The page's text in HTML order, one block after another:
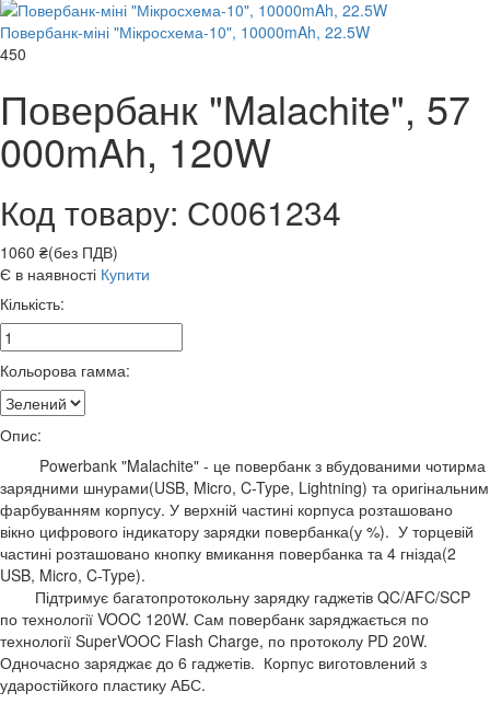
Повербанк-міні "Мікросхема-10", 10000mAh, 22.5W
450
Повербанк "Malachite", 57
000mAh, 120W
Код товару: С0061234
1060 ₴(без ПДВ)
Є в наявності Купити
Кількість:
Кольорова гамма:
Опис:
Powerbank "Malachite" - це повербанк з вбудованими чотирма
зарядними шнурами(USB, Micro, C-Type, Lightning) та оригінальним
фарбуванням корпусу. У верхній частині корпуса розташовано
вікно цифрового індикатору зарядки повербанка(у %). У торцевій
частині розташовано кнопку вмикання повербанка та 4 гнізда(2
USB, Micro, C-Type).
Підтримує багатопротокольну зарядку гаджетів QC/AFC/SCP
по технології VOOC 120W. Сам повербанк заряджається по
технології SuperVOOC Flash Charge, по протоколу PD 20W.
Одночасно заряджає до 6 гаджетів. Корпус виготовлений з
ударостійкого пластику АБС.